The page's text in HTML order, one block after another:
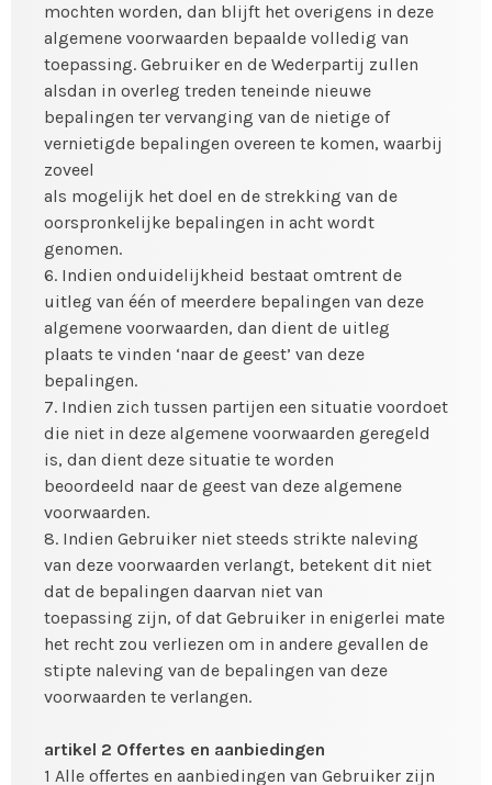
mochten worden, dan blijft het overigens in deze
algemene voorwaarden bepaalde volledig van
toepassing. Gebruiker en de Wederpartij zullen
alsdan in overleg treden teneinde nieuwe
bepalingen ter vervanging van de nietige of
vernietigde bepalingen overeen te komen, waarbij
zoveel
als mogelijk het doel en de strekking van de
oorspronkelijke bepalingen in acht wordt
genomen.
6. Indien onduidelijkheid bestaat omtrent de
uitleg van één of meerdere bepalingen van deze
algemene voorwaarden, dan dient de uitleg
plaats te vinden ‘naar de geest’ van deze
bepalingen.
7. Indien zich tussen partijen een situatie voordoet
die niet in deze algemene voorwaarden geregeld
is, dan dient deze situatie te worden
beoordeeld naar de geest van deze algemene
voorwaarden.
8. Indien Gebruiker niet steeds strikte naleving
van deze voorwaarden verlangt, betekent dit niet
dat de bepalingen daarvan niet van
toepassing zijn, of dat Gebruiker in enigerlei mate
het recht zou verliezen om in andere gevallen de
stipte naleving van de bepalingen van deze
voorwaarden te verlangen.
artikel 2 Offertes en aanbiedingen
1 Alle offertes en aanbiedingen van Gebruiker zijn